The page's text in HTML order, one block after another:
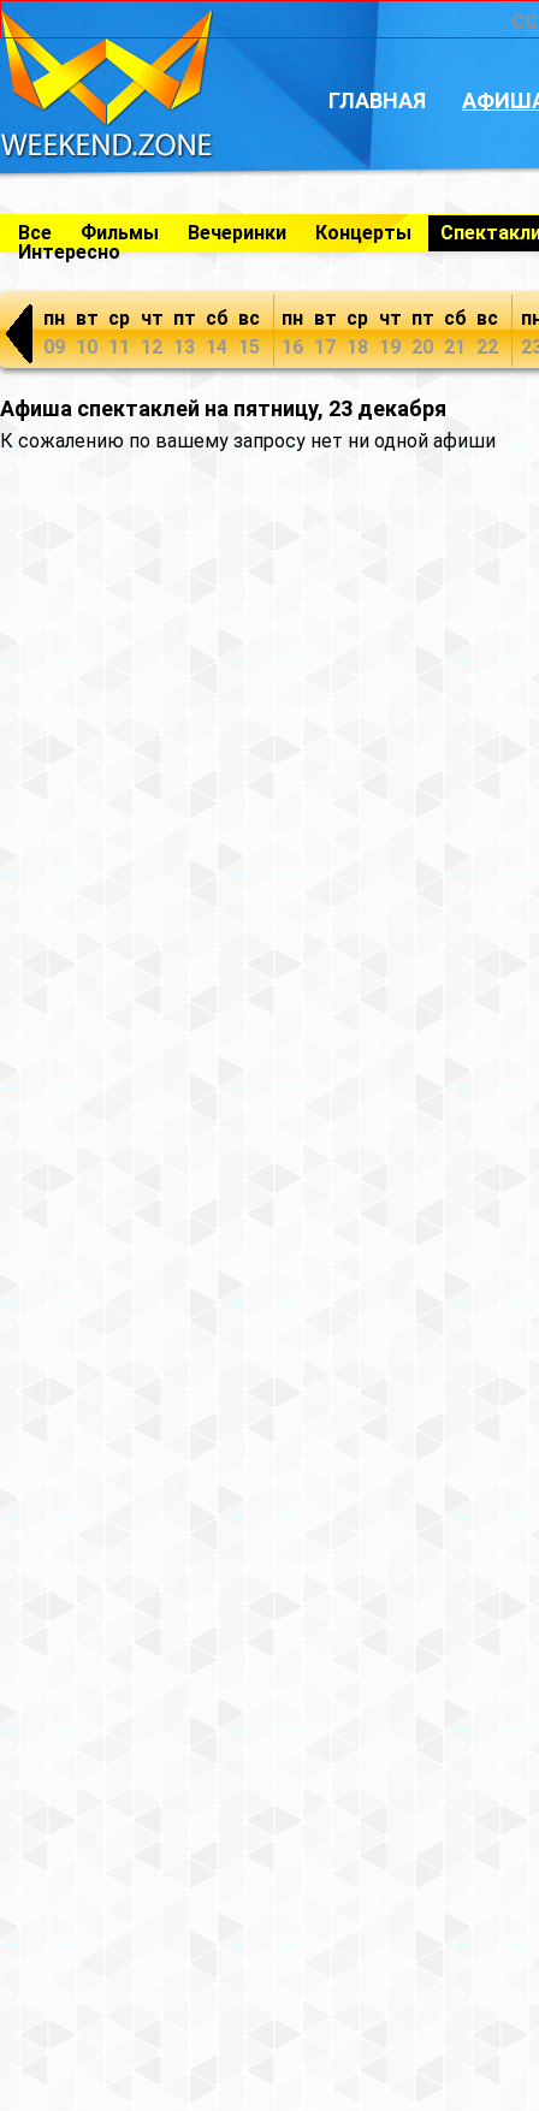
ГЛАВНАЯ
Все Фильмы Вечеринки Концерты
Интересно
пн
09
вт
10
ср
11
чт
12
пт
13
сб
14
вс
15
пн
16
вт
17
ср
18
чт
19
пт
20
сб
21
вс
22
Афиша спектаклей на пятницу, 23 декабря
К сожалению по вашему запросу нет ни одной афиши